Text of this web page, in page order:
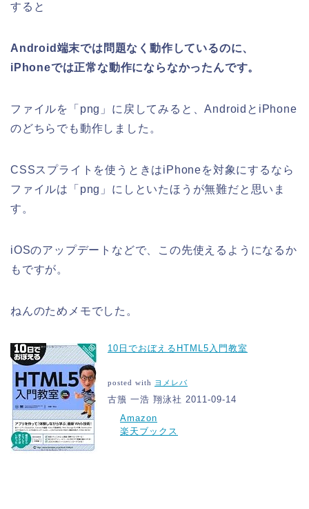
すると
Android端末では問題なく動作しているのに、
iPhoneでは正常な動作にならなかったんです。
ファイルを「png」に戻してみると、AndroidとiPhone
のどちらでも動作しました。
CSSスプライトを使うときはiPhoneを対象にするなら
ファイルは「png」にしといたほうが無難だと思いま
す。
iOSのアップデートなどで、この先使えるようになるか
もですが。
ねんのためメモでした。
10日でおぼえるHTML5入門教室
posted with ヨメレバ
古籏 一浩 翔泳社 2011-09-14
Amazon
楽天ブックス